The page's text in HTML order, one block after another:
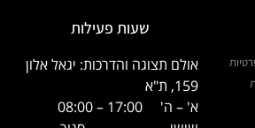
שעות פעילות
אולם תצוגה והדרכות: יגאל אלון
159, ת"א
א' – ה'
17:00 – 08:00